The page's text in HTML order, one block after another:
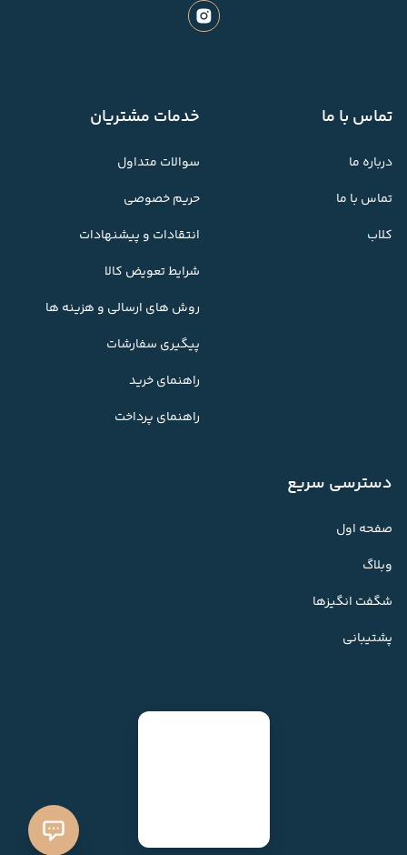
تماس با ما
درباره ما
تماس با ما
کلاب
خدمات مشتریان
سوالات متداول
حریم خصوصی
انتقادات و پیشنهادات
شرایط تعویض کالا
روش های ارسالی و هزینه ها
پیگیری سفارشات
راهنمای خرید
راهنمای پرداخت
دسترسی سریع
صفحه اول
وبلاگ
شگفت انگیزها
پشتیبانی